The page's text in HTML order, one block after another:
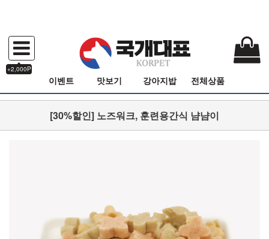
+2,000P
이벤트 맛보기 강아지밥 전체상품
[30%할인] 노즈워크, 훈련용간식 냠냠이